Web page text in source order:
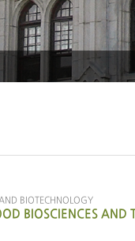
BIOTECHNOLOGY
BIOSCIENCES AND